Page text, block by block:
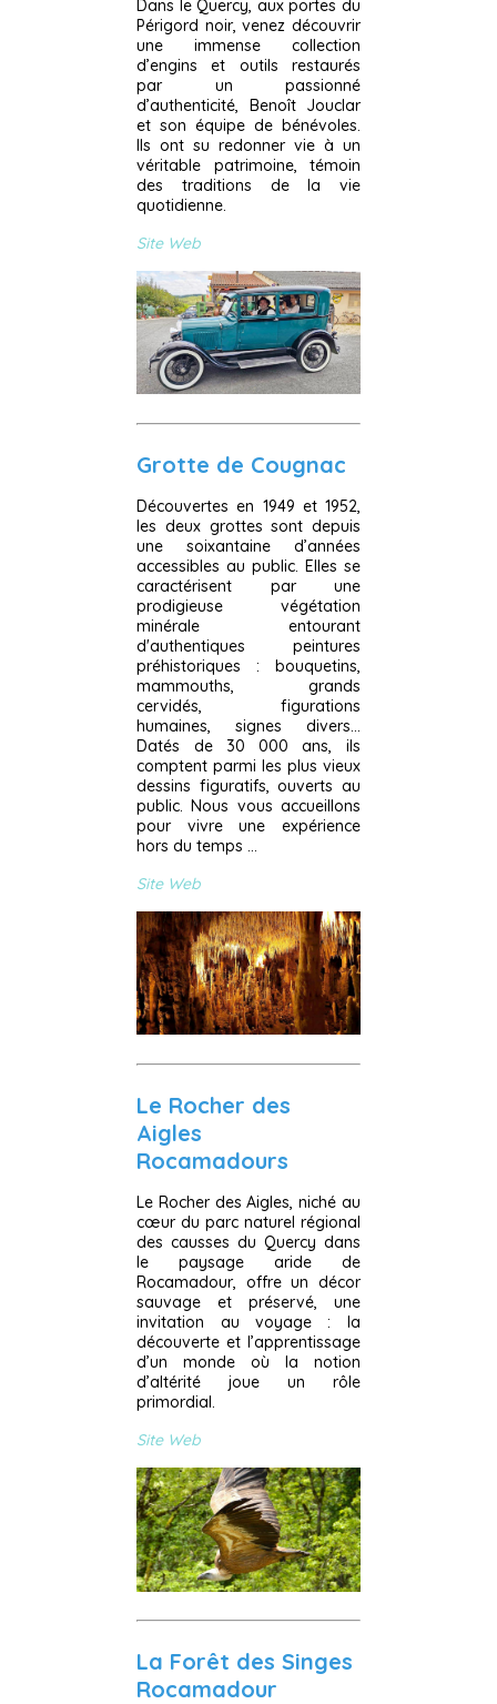
Dans le Quercy, aux portes du
Périgord noir, venez découvrir
une immense collection
d’engins et outils restaurés
par un passionné
d’authenticité, Benoît Jouclar
et son équipe de bénévoles.
Ils ont su redonner vie à un
véritable patrimoine, témoin
des traditions de la vie
quotidienne.
Site Web
Grotte de Cougnac
Découvertes en 1949 et 1952,
les deux grottes sont depuis
une soixantaine d’années
accessibles au public. Elles se
caractérisent par une
prodigieuse végétation
minérale entourant
d'authentiques peintures
préhistoriques : bouquetins,
mammouths, grands
cervidés, figurations
humaines, signes divers...
Datés de 30 000 ans, ils
comptent parmi les plus vieux
dessins figuratifs, ouverts au
public. Nous vous accueillons
pour vivre une expérience
hors du temps ...
Site Web
Le Rocher des
Aigles
Rocamadours
Le Rocher des Aigles, niché au
cœur du parc naturel régional
des causses du Quercy dans
le paysage aride de
Rocamadour, offre un décor
sauvage et préservé, une
invitation au voyage : la
découverte et l’apprentissage
d’un monde où la notion
d’altérité joue un rôle
primordial.
Site Web
La Forêt des Singes
Rocamadour